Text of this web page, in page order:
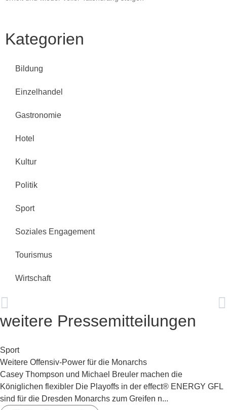
Kategorien
Bildung
Einzelhandel
Gastronomie
Hotel
Kultur
Politik
Sport
Soziales Engagement
Tourismus
Wirtschaft
weitere Pressemitteilungen
Sport
Weitere Offensiv-Power für die Monarchs
Casey Thompson und Michael Breuler machen die
Königlichen flexibler Die Playoffs in der effect® ENERGY GFL
sind für die Dresden Monarchs zum Greifen n...